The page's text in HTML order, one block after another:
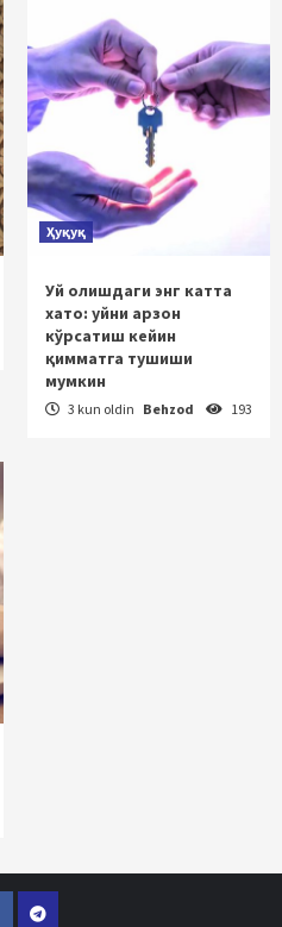
Ҳуқуқ
Уй олишдаги энг катта
хато: уйни арзон
кўрсатиш кейин
қимматга тушиши
мумкин
3 kun oldin Behzod 193
Telegram